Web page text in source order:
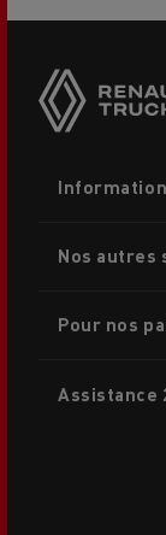
buttons
menu
Nos autres
Pour nos
Assistance